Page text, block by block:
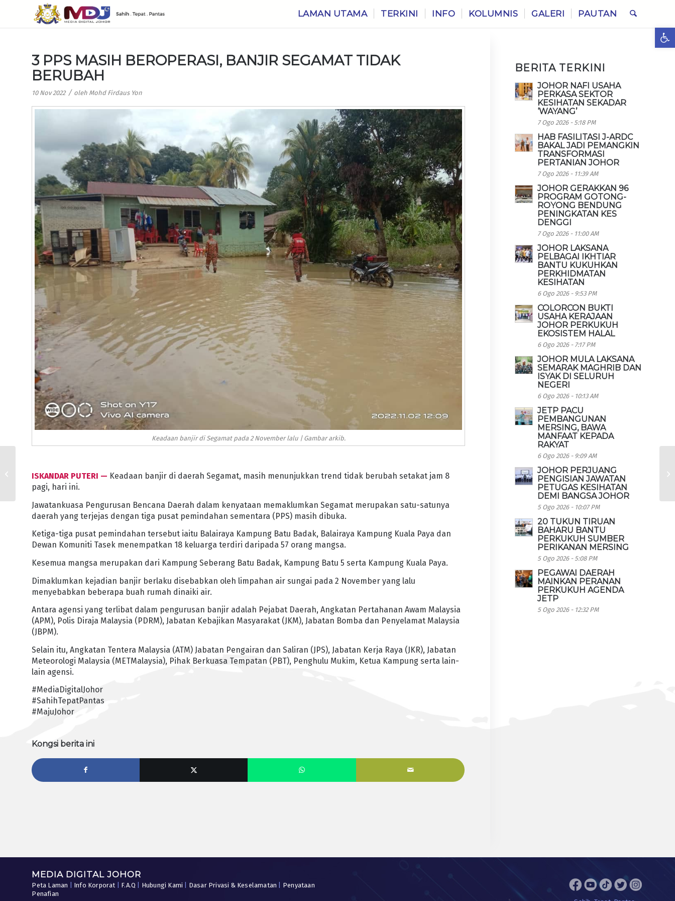
LAMAN UTAMA TERKINI INFO KOLUMNIS GALERI PAUTAN
3 PPS MASIH BEROPERASI, BANJIR SEGAMAT TIDAK
BERUBAH
10 Nov 2022 / oleh Mohd Firdaus Yon
Keadaan banjir di Segamat pada 2 November lalu | Gambar arkib.
ISKANDAR PUTERI — Keadaan banjir di daerah Segamat, masih menunjukkan trend tidak berubah setakat jam 8
pagi, hari ini.
Jawatankuasa Pengurusan Bencana Daerah dalam kenyataan memaklumkan Segamat merupakan satu-satunya
daerah yang terjejas dengan tiga pusat pemindahan sementara (PPS) masih dibuka.
Ketiga-tiga pusat pemindahan tersebut iaitu Balairaya Kampung Batu Badak, Balairaya Kampung Kuala Paya dan
Dewan Komuniti Tasek menempatkan 18 keluarga terdiri daripada 57 orang mangsa.
Kesemua mangsa merupakan dari Kampung Seberang Batu Badak, Kampung Batu 5 serta Kampung Kuala Paya.
Dimaklumkan kejadian banjir berlaku disebabkan oleh limpahan air sungai pada 2 November yang lalu
menyebabkan beberapa buah rumah dinaiki air.
Antara agensi yang terlibat dalam pengurusan banjir adalah Pejabat Daerah, Angkatan Pertahanan Awam Malaysia
(APM), Polis Diraja Malaysia (PDRM), Jabatan Kebajikan Masyarakat (JKM), Jabatan Bomba dan Penyelamat Malaysia
(JBPM).
Selain itu, Angkatan Tentera Malaysia (ATM) Jabatan Pengairan dan Saliran (JPS), Jabatan Kerja Raya (JKR), Jabatan
Meteorologi Malaysia (METMalaysia), Pihak Berkuasa Tempatan (PBT), Penghulu Mukim, Ketua Kampung serta lain-
lain agensi.
#MediaDigitalJohor
#SahihTepatPantas
#MajuJohor
Kongsi berita ini
BERITA TERKINI
JOHOR NAFI USAHA
PERKASA SEKTOR
KESIHATAN SEKADAR
‘WAYANG’
7 Ogo 2026 - 5:18 PM
HAB FASILITASI J-ARDC
BAKAL JADI PEMANGKIN
TRANSFORMASI
PERTANIAN JOHOR
7 Ogo 2026 - 11:39 AM
JOHOR GERAKKAN 96
PROGRAM GOTONG-
ROYONG BENDUNG
PENINGKATAN KES
DENGGI
7 Ogo 2026 - 11:00 AM
JOHOR LAKSANA
PELBAGAI IKHTIAR
BANTU KUKUHKAN
PERKHIDMATAN
KESIHATAN
6 Ogo 2026 - 9:53 PM
COLORCON BUKTI
USAHA KERAJAAN
JOHOR PERKUKUH
EKOSISTEM HALAL
6 Ogo 2026 - 7:17 PM
JOHOR MULA LAKSANA
SEMARAK MAGHRIB DAN
ISYAK DI SELURUH
NEGERI
6 Ogo 2026 - 10:13 AM
JETP PACU
PEMBANGUNAN
MERSING, BAWA
MANFAAT KEPADA
RAKYAT
6 Ogo 2026 - 9:09 AM
JOHOR PERJUANG
PENGISIAN JAWATAN
PETUGAS KESIHATAN
DEMI BANGSA JOHOR
5 Ogo 2026 - 10:07 PM
20 TUKUN TIRUAN
BAHARU BANTU
PERKUKUH SUMBER
PERIKANAN MERSING
5 Ogo 2026 - 5:08 PM
PEGAWAI DAERAH
MAINKAN PERANAN
PERKUKUH AGENDA
JETP
5 Ogo 2026 - 12:32 PM
MEDIA DIGITAL JOHOR
Peta Laman Info Korporat F.A.Q Hubungi Kami Dasar Privasi & Keselamatan
Penyataan
Penafian
DENGAN HNN